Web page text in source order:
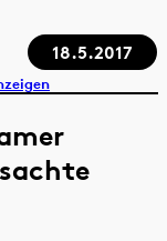
18.5.2017